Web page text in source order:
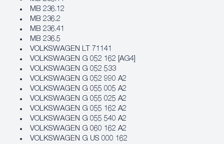
MB 236.12
MB 236.2
MB 236.41
MB 236.5
VOLKSWAGEN LT 71141
VOLKSWAGEN G 052 162 [AG4]
VOLKSWAGEN G 052 533
VOLKSWAGEN G 052 990 A2
VOLKSWAGEN G 055 005 A2
VOLKSWAGEN G 055 025 A2
VOLKSWAGEN G 055 162 A2
VOLKSWAGEN G 055 540 A2
VOLKSWAGEN G 060 162 A2
VOLKSWAGEN G US 000 162